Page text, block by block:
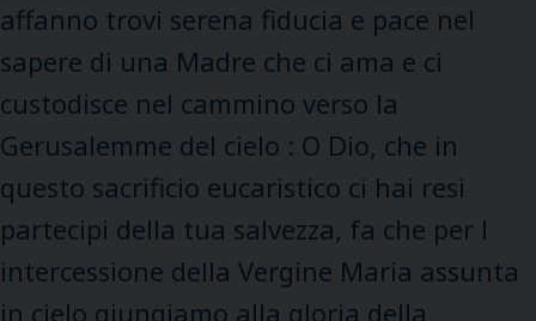
affanno trovi serena fiducia e pace nel
sapere di una Madre che ci ama e ci
custodisce nel cammino verso la
Gerusalemme del cielo : O Dio, che in
questo sacrificio eucaristico ci hai resi
partecipi della tua salvezza, fa che per l
intercessione della Vergine Maria assunta
in cielo giungiamo alla gloria della